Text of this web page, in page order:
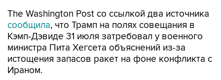
The Washington Post со ссылкой два источника
сообщила, что Трамп на полях совещания в
Кэмп-Дэвиде 31 июля затребовал у военного
министра Пита Хегсета объяснений из-за
истощения запасов ракет на фоне конфликта с
Ираном.